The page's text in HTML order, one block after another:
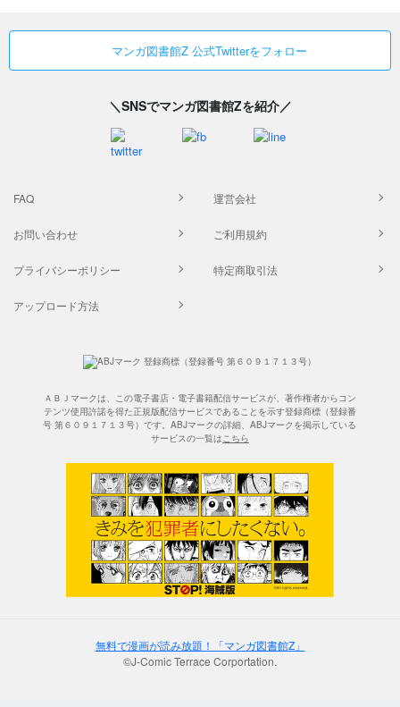
マンガ図書館Z 公式Twitterをフォロー
＼SNSでマンガ図書館Zを紹介／
FAQ 運営会社
お問い合わせ ご利用規約
プライバシーポリシー 特定商取引法
アップロード方法
ＡＢＪマークは、この電子書店・電子書籍配信サービスが、著作権者からコン
テンツ使用許諾を得た正規版配信サービスであることを示す登録商標（登録番
号 第６０９１７１３号）です。ABJマークの詳細、ABJマークを掲示している
サービスの一覧はこちら
無料で漫画が読み放題！「マンガ図書館Z」
©J-Comic Terrace Corportation.